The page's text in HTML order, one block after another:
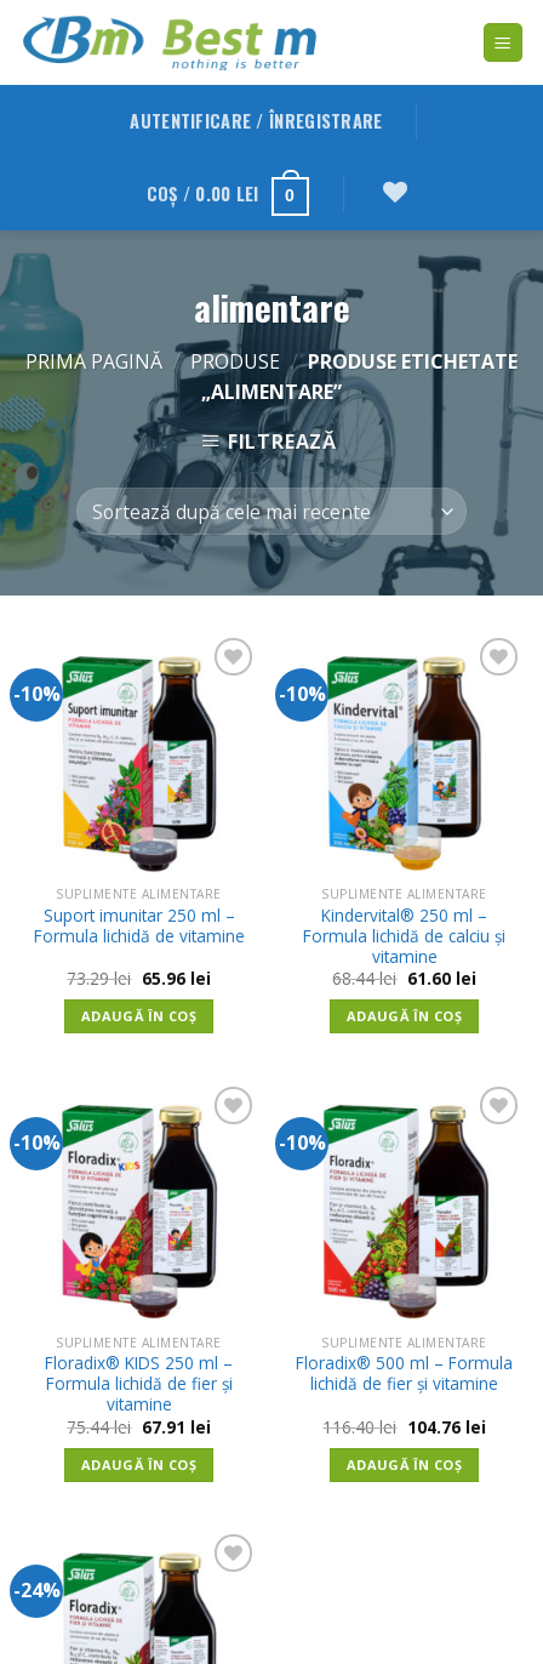
AUTENTIFICARE / ÎNREGISTRARE
COȘ / 0.00 LEI 0
alimentare
PRIMA PAGINĂ / PRODUSE / PRODUSE ETICHETATE
„ALIMENTARE”
FILTREAZĂ
-10%
Adauga
Wishlist
SUPLIMENTE ALIMENTARE
Suport imunitar 250 ml –
Formula lichidă de vitamine
73.29lei Prețul
a
fost:
73.29 lei.
65.96 leiPrețul
ADAUGĂ ÎN COȘ
-10%
Adauga
Wishlist
SUPLIMENTE ALIMENTARE
Kindervital® 250 ml –
Formula lichidă de calciu și
vitamine
68.44lei Prețul
a
fost:
68.44 lei.
61.60 leiPrețul
ADAUGĂ ÎN COȘ
-10%
Adauga
Wishlist
SUPLIMENTE ALIMENTARE
Floradix® KIDS 250 ml –
Formula lichidă de fier și
vitamine
75.44lei Prețul
inițial
a
fost:
75.44 lei.
67.91 leiPrețul
curent
ADAUGĂ ÎN COȘ
-10%
Adauga
Wishlist
SUPLIMENTE ALIMENTARE
Floradix® 500 ml – Formula
lichidă de fier și vitamine
116.40lei Prețul
inițial
a
fost:
116.40 lei.
104.76 leiPrețul
curent
ADAUGĂ ÎN COȘ
-24%
Adauga
Wishlist